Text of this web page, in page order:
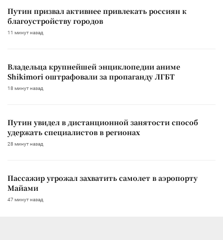
Путин призвал активнее привлекать россиян к
благоустройству городов
11 минут назад
Владельца крупнейшей энциклопедии аниме
Shikimori оштрафовали за пропаганду ЛГБТ
18 минут назад
Путин увидел в дистанционной занятости способ
удержать специалистов в регионах
28 минут назад
Пассажир угрожал захватить самолет в аэропорту
Майами
47 минут назад